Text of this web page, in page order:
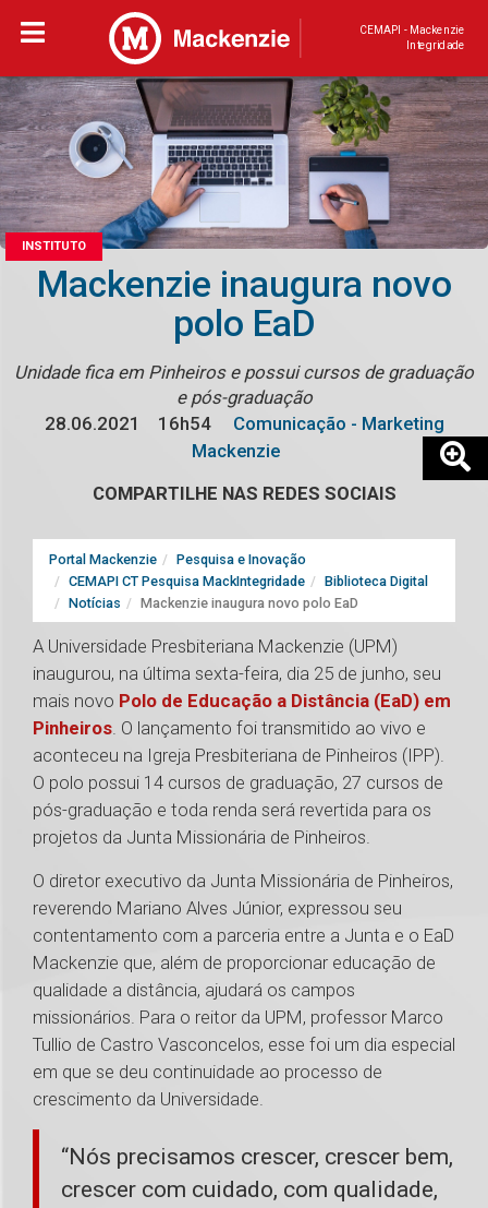
CEMAPI - Mackenzie
Integridade
INSTITUTO
Mackenzie inaugura novo
polo EaD
Unidade fica em Pinheiros e possui cursos de graduação
e pós-graduação
28.06.2021
16h54
Comunicação - Marketing
Mackenzie
COMPARTILHE NAS REDES SOCIAIS
Portal Mackenzie
Pesquisa e Inovação
CEMAPI CT Pesquisa MackIntegridade
Biblioteca Digital
Notícias
Mackenzie inaugura novo polo EaD
A Universidade Presbiteriana Mackenzie (UPM)
inaugurou, na última sexta-feira, dia 25 de junho, seu
mais novo Polo de Educação a Distância (EaD) em
Pinheiros. O lançamento foi transmitido ao vivo e
aconteceu na Igreja Presbiteriana de Pinheiros (IPP).
O polo possui 14 cursos de graduação, 27 cursos de
pós-graduação e toda renda será revertida para os
projetos da Junta Missionária de Pinheiros.
O diretor executivo da Junta Missionária de Pinheiros,
reverendo Mariano Alves Júnior, expressou seu
contentamento com a parceria entre a Junta e o EaD
Mackenzie que, além de proporcionar educação de
qualidade a distância, ajudará os campos
missionários. Para o reitor da UPM, professor Marco
Tullio de Castro Vasconcelos, esse foi um dia especial
em que se deu continuidade ao processo de
crescimento da Universidade.
“Nós precisamos crescer, crescer bem,
crescer com cuidado, com qualidade,